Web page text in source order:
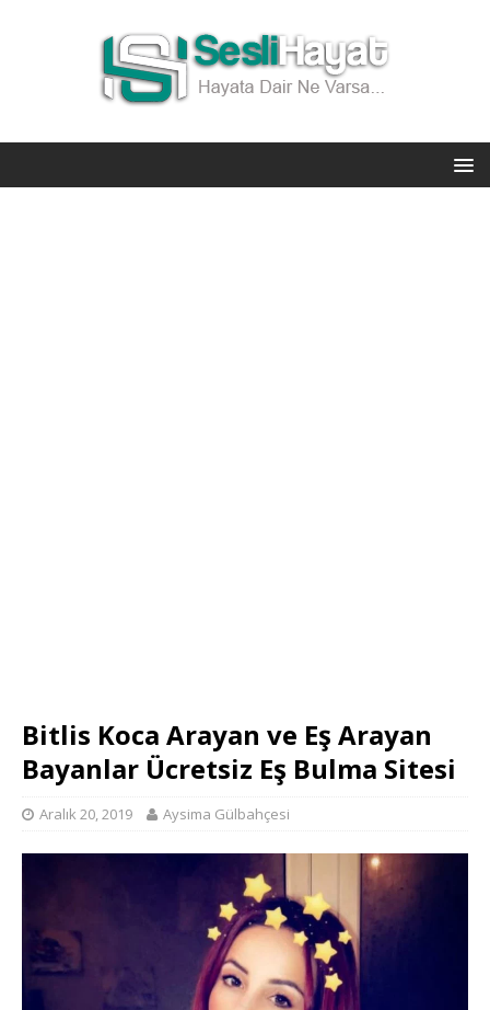
Bitlis Koca Arayan ve Eş Arayan
Bayanlar Ücretsiz Eş Bulma Sitesi
Aralık 20, 2019 Aysima Gülbahçesi